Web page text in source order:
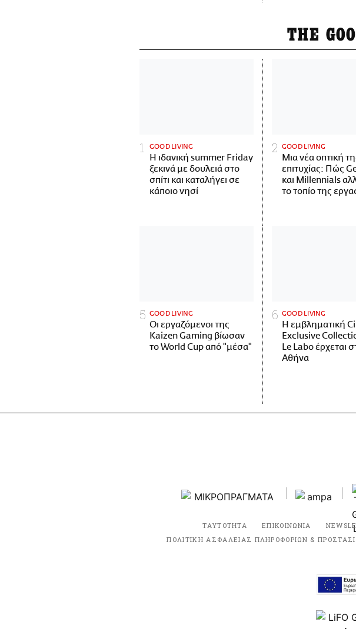
THE
GOOD LIVING
Η ιδανική summer Friday
ξεκινά με δουλειά στο
σπίτι και καταλήγει σε
κάποιο νησί
GOOD LIVING
Μια νέα οπτική
επιτυχίας: Πώς
και Millennials
το τοπίο της
GOOD LIVING
Οι εργαζόμενοι της
Kaizen Gaming βίωσαν
το World Cup από "μέσα"
GOOD LIVING
Η εμβληματική
Exclusive
Le Labo έρχεται
Αθήνα
ΤΑΥΤΟΤΗΤΑ ΕΠΙΚΟΙΝΩΝΙΑ
ΠΟΛΙΤΙΚΗ ΑΣΦΑΛΕΙΑΣ ΠΛΗΡΟΦΟΡΙΩΝ &